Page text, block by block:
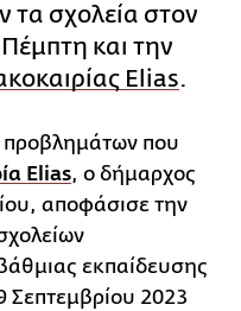
τα σχολεία στον
και την
Elias.
προβλημάτων που
Elias, ο δήμαρχος
αποφάσισε την
εκπαίδευσης
Σεπτεμβρίου 2023